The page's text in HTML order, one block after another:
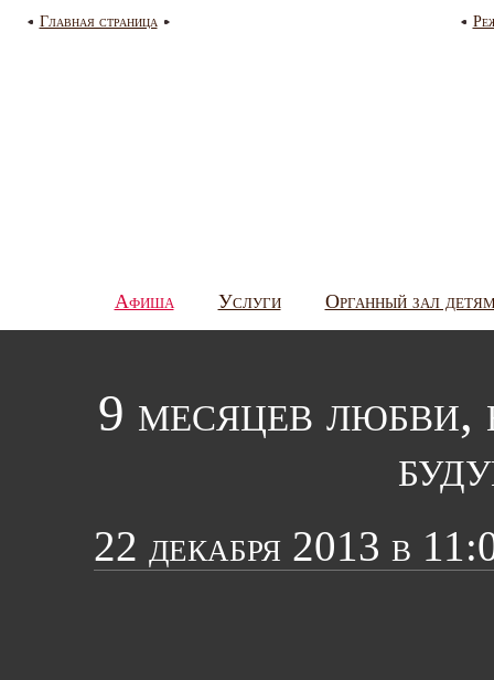
Главная страница
Афиша Услуги Органный зал
9 месяцев
22 декабря 2013 в